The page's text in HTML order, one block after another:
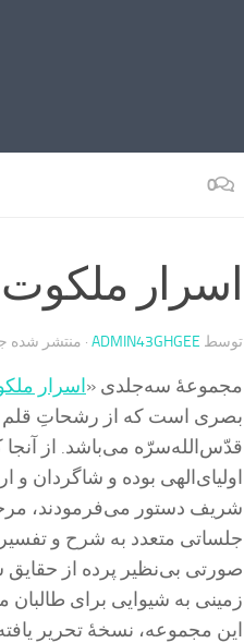
0
اسرار ملکوت
توسط ADMIN43GHGEE · منتشر شده
مجموعۀ سه‌جلدی «اسرار
بصری است که از رشحاتِ
قدّس‌الله‌سرّه می‌باشد. از
اولیای‌الهی بوده و شاگردان
شریف دستور می‌فرمودند،
جلساتی متعدد به شرح و
صورتی بی‌نظیر پرده از
زمینی به شیوایی برای
این مجموعه، نسخۀ تحریر